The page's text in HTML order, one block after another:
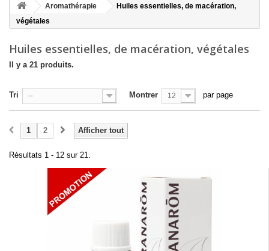
Aromathérapie
Huiles essentielles, de macération,
végétales
Huiles essentielles, de macération, végétales
Il y a 21 produits.
Tri -- Montrer 12 par page
Afficher tout
1 2
Résultats 1 - 12 sur 21.